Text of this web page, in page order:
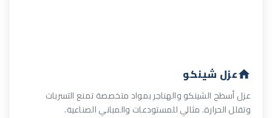
عزل شينكو
عزل أسطح الشينكو والهناجر بمواد متخصصة تمنع التسربات
وتقلل الحرارة. مثالي للمستودعات والمباني الصناعية.